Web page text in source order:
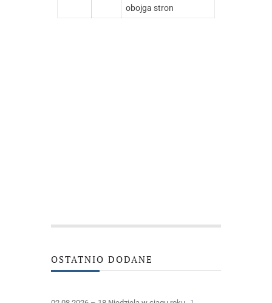
obojga stron
OSTATNIO DODANE